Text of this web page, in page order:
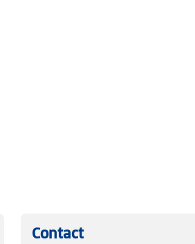
gaat
Ideaal voor gebruik op
Contact